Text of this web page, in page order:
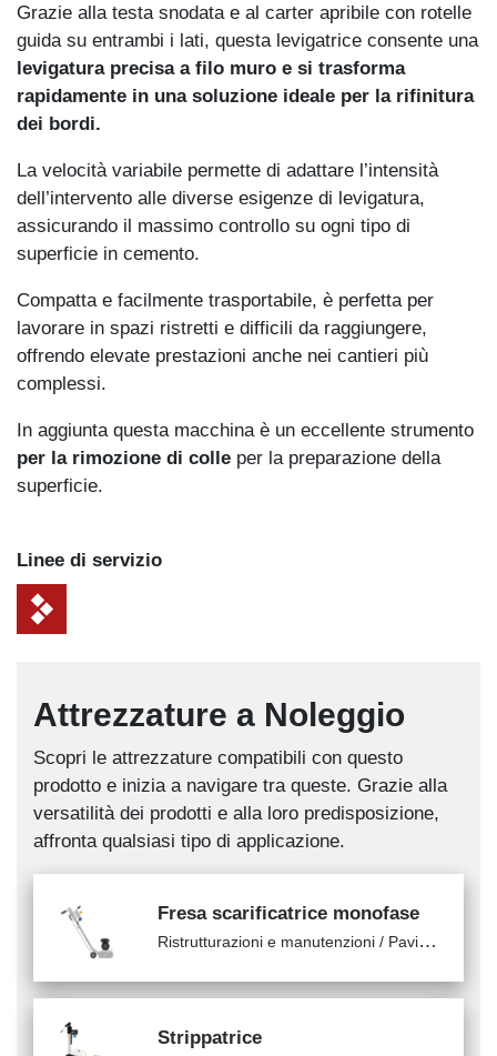
Grazie alla testa snodata e al carter apribile con rotelle
guida su entrambi i lati, questa levigatrice consente una
levigatura precisa a filo muro e si trasforma
rapidamente in una soluzione ideale per la rifinitura
dei bordi.
La velocità variabile permette di adattare l’intensità
dell’intervento alle diverse esigenze di levigatura,
assicurando il massimo controllo su ogni tipo di
superficie in cemento.
Compatta e facilmente trasportabile, è perfetta per
lavorare in spazi ristretti e difficili da raggiungere,
offrendo elevate prestazioni anche nei cantieri più
complessi.
In aggiunta questa macchina è un eccellente strumento
per la rimozione di colle per la preparazione della
superficie.
Linee di servizio
Attrezzature a Noleggio
Scopri le attrezzature compatibili con questo
prodotto e inizia a navigare tra queste. Grazie alla
versatilità dei prodotti e alla loro predisposizione,
affronta qualsiasi tipo di applicazione.
Fresa scarificatrice monofase
R
istrutturazioni e manutenzioni / Pavimentazioni
Strippatrice